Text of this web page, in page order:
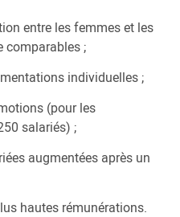
entre les femmes et les
comparables ;
individuelles ;
(pour les
salariés) ;
augmentées après un
hautes rémunérations.